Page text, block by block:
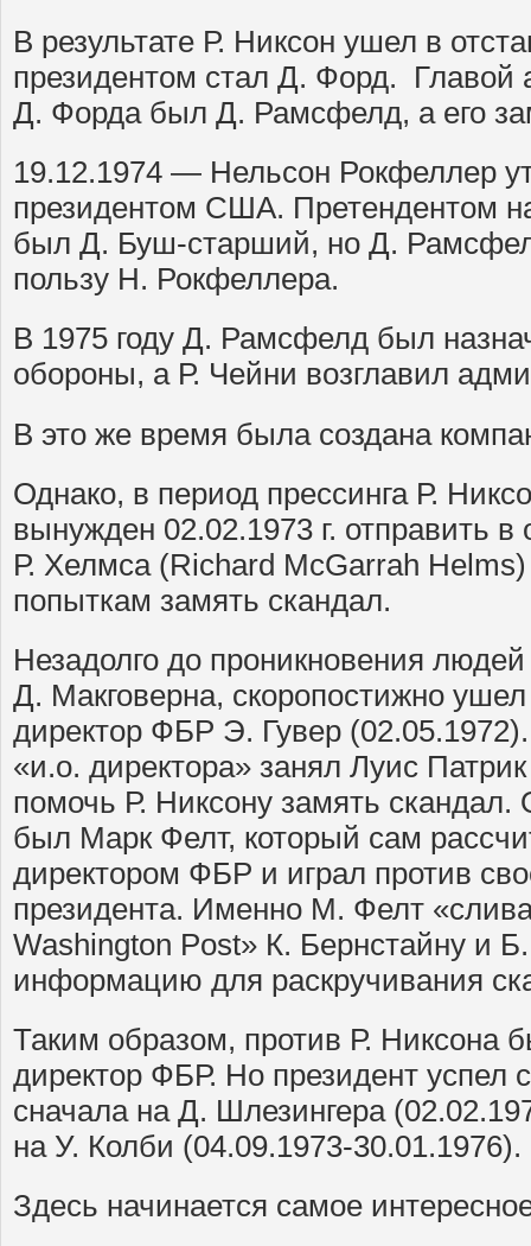
В результате Р. Никсон ушел в
президентом стал Д. Форд. Главой
Д. Форда был Д. Рамсфелд, а его
19.12.1974 — Нельсон Рокфеллер
президентом США. Претендентом
был Д. Буш-старший, но Д.
пользу Н. Рокфеллера.
В 1975 году Д. Рамсфелд был
обороны, а Р. Чейни возглавил
В это же время была создана
Однако, в период прессинга Р.
вынужден 02.02.1973 г. отправить в
Р. Хелмса (Richard McGarrah Helms)
попыткам замять скандал.
Незадолго до проникновения
Д. Макговерна, скоропостижно
директор ФБР Э. Гувер (02.05.1972).
«и.о. директора» занял Луис
помочь Р. Никсону замять
был Марк Фелт, который сам
директором ФБР и играл против
президента. Именно М. Фелт
Washington Post» К. Бернстайну и
информацию для раскручивания
Таким образом, против Р. Никсона
директор ФБР. Но президент успел
сначала на Д. Шлезингера
на У. Колби (04.09.1973-30.01.1976).
Здесь начинается самое